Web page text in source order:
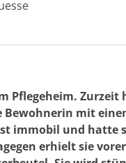
Pflegeheim. Zurzeit
Bewohnerin mit
immobil und hatte
erhielt sie